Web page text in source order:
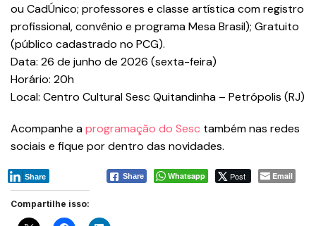
ou CadÚnico; professores e classe artística com registro
profissional, convênio e programa Mesa Brasil); Gratuito
(público cadastrado no PCG).
Data: 26 de junho de 2026 (sexta-feira)
Horário: 20h
Local: Centro Cultural Sesc Quitandinha – Petrópolis (RJ)
Acompanhe aprogramação do Sesc também nas redes
sociais e fique por dentro das novidades.
Share Whatsapp Post Email
Share
Compartilhe isso: